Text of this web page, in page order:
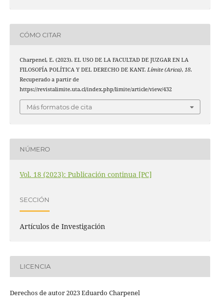
CÓMO CITAR
Charpenel, E. (2023). EL USO DE LA FACULTAD DE JUZGAR EN LA
FILOSOFÍA POLÍTICA Y DEL DERECHO DE KANT. Límite (Arica), 18.
Recuperado a partir de
https://revistalimite.uta.cl/index.php/limite/article/view/432
Más formatos de cita
NÚMERO
Vol. 18 (2023): Publicación continua [PC]
SECCIÓN
Artículos de Investigación
LICENCIA
Derechos de autor 2023 Eduardo Charpenel